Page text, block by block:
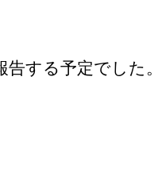
する予定でした。